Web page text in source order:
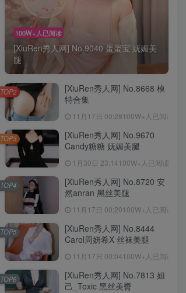
100W+人已阅读
[XiuRen秀人网] No.9040 蛋蛋宝 妩媚美
腿
[XiuRen秀人网] No.8668 模
特合集
11月17日 00:28 100W+人已阅读
TOP2
[XiuRen秀人网] No.9670
Candy糖糖 妩媚美腿
1月30日 23:14 100W+人已阅读
TOP3
[XiuRen秀人网] No.8720 安
然anran 黑丝美腿
11月17日 00:20 100W+人已阅读
TOP4
[XiuRen秀人网] No.8444
Carol周妍希X 丝袜美腿
11月17日 00:04 100W+人已阅读
TOP5
[XiuRen秀人网] No.7813 妲
己_Toxic 黑丝美臀
TOP6